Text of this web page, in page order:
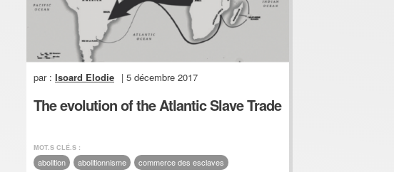
par : Isoard Elodie | 5 décembre 2017
The evolution of the Atlantic Slave Trade
MOT.S CLÉ.S :
abolition abolitionnisme
commerce des esclaves